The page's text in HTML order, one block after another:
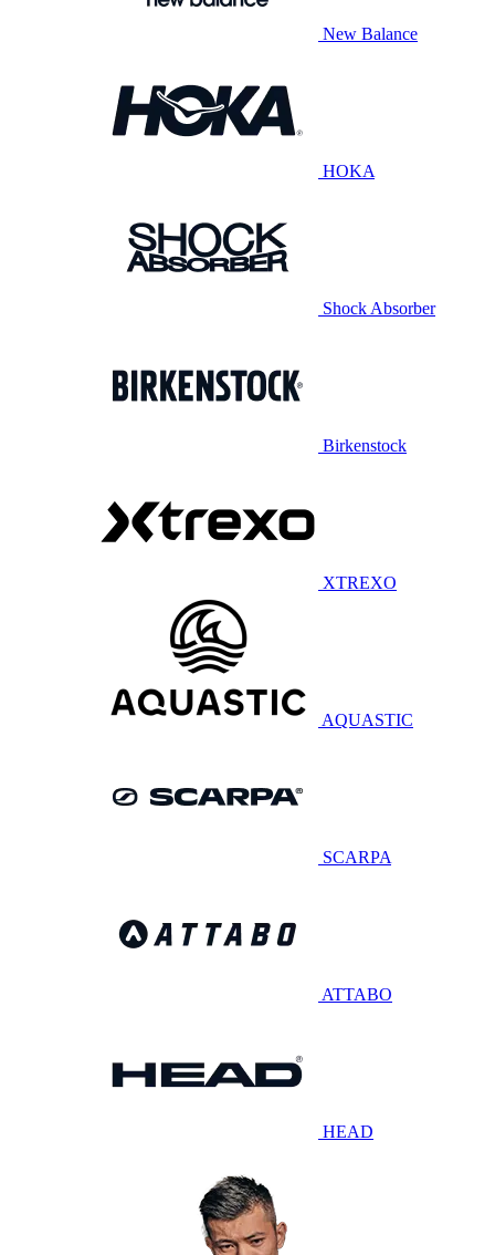
New Balance
HOKA
Shock Absorber
Birkenstock
XTREXO
AQUASTIC
SCARPA
ATTABO
HEAD